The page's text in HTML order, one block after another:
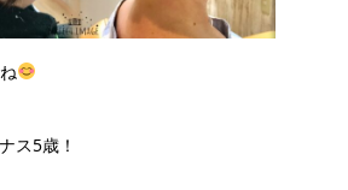
ス5歳！